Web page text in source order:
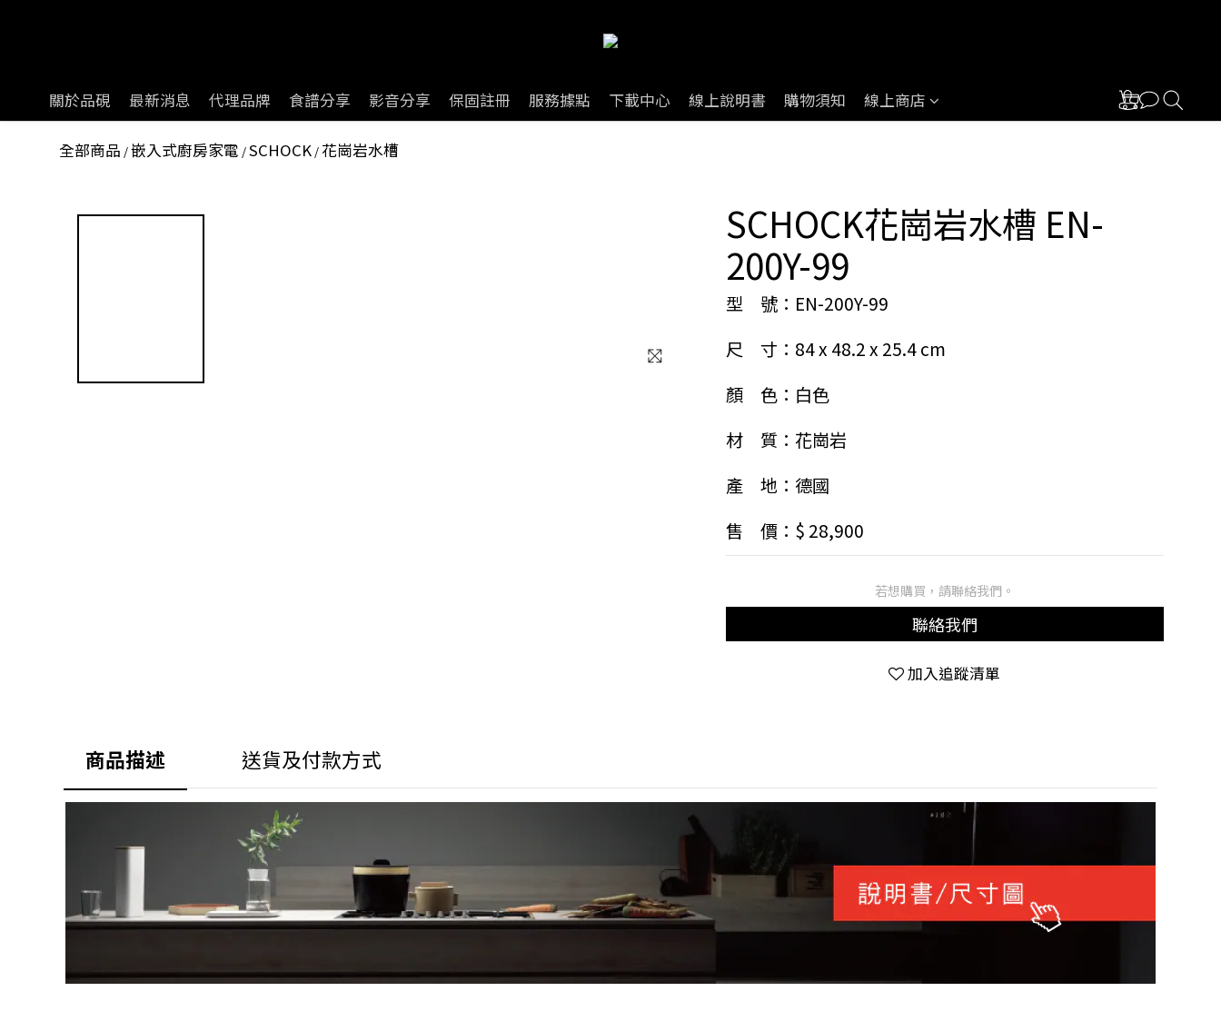
關於品硯 最新消息 代理品牌 食譜分享 影音分享 保固註冊 服務據點 下載中心 線上說明書 購物須知 線上商店
全部商品 /嵌入式廚房家電 /SCHOCK /花崗岩水槽
SCHOCK花崗岩水槽 EN-
200Y-99
型　號：EN-200Y-99
尺　寸：84 x 48.2 x 25.4 cm
顏　色：白色
材　質：花崗岩
產　地：德國
售　價：$ 28,900
若想購買，請聯絡我們。
聯絡我們
加入追蹤清單
商品描述 送貨及付款方式